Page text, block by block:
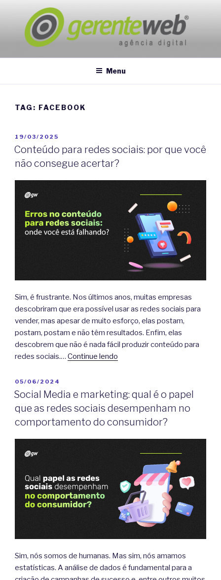
conteúdo
GERENTEWEB
Menu
TAG: FACEBOOK
PUBLICADO
EM
19/03/2025
Conteúdo para redes sociais: por que você
não consegue acertar?
Sim, é frustrante. Nos últimos anos, muitas empresas
descobriram que era possível usar as redes sociais para
vender, mas apesar de muito esforço, elas postam,
postam, postam e não têm resultados. Enfim, elas
descobrem que não é nada fácil produzir conteúdo para
redes sociais.… Continue lendo
PUBLICADO
EM
05/06/2024
Social Media e marketing: qual é o papel
que as redes sociais desempenham no
comportamento do consumidor?
Sim, nós somos de humanas. Mas sim, nós amamos
estatísticas. A análise de dados é fundamental para a